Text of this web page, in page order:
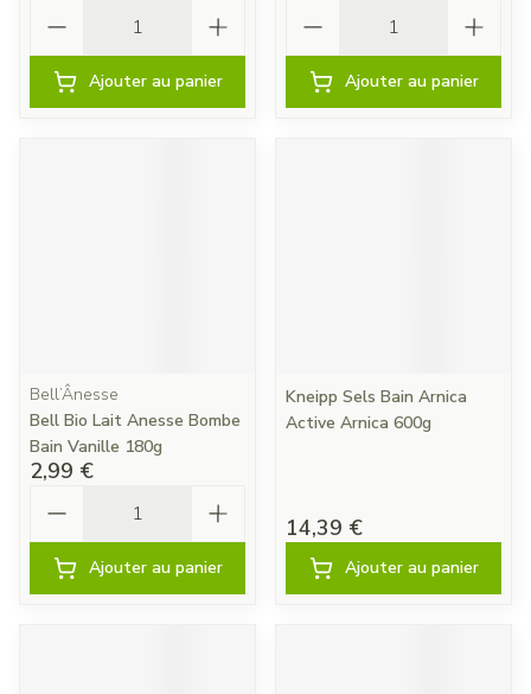
Ajouter au panier Ajouter au panier
Bell’Ânesse
Bell Bio Lait Anesse Bombe
Bain Vanille 180g
2,99 €
Ajouter au panier
Kneipp Sels Bain Arnica
Active Arnica 600g
14,39 €
Ajouter au panier